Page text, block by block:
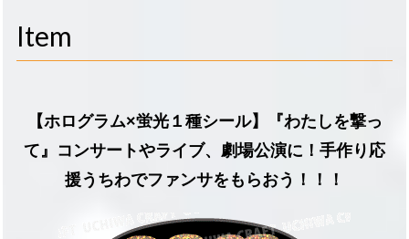
Item
【ホログラム×蛍光１種シール】『わたしを撃っ
て』コンサートやライブ、劇場公演に！手作り応
援うちわでファンサをもらおう！！！